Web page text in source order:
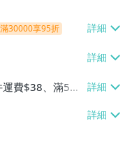
滿30000享95折
費$38、滿5件
ELEVEN取貨
取貨付款【單件
免運
$120、滿5件